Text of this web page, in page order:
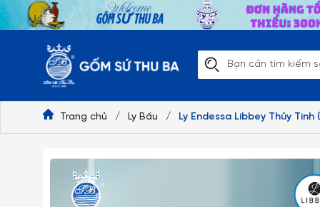
Trang chủ / Ly Bầu / Ly Endessa Libbey Thủy Tinh